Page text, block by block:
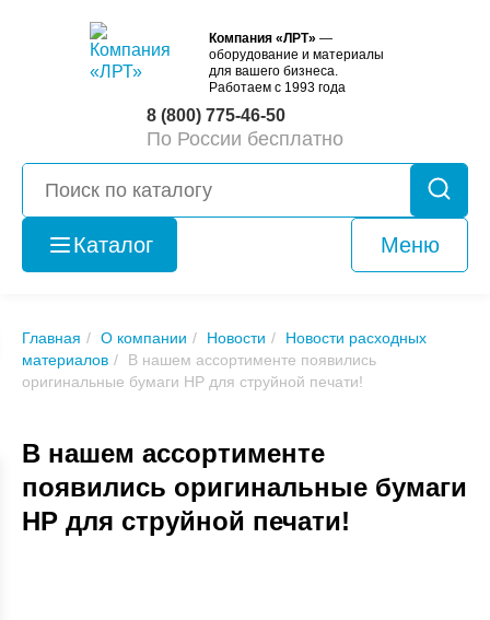
Компания «ЛРТ» —
оборудование и материалы
для вашего бизнеса.
Работаем с 1993 года
8 (800) 775-46-50
По России бесплатно
Каталог Меню
Оборудование
б/у
Главная О компании Новости
Новости расходных
материалов
В нашем ассортименте появились
оригинальные бумаги НР для струйной печати!
В нашем ассортименте
появились оригинальные бумаги
НР для струйной печати!